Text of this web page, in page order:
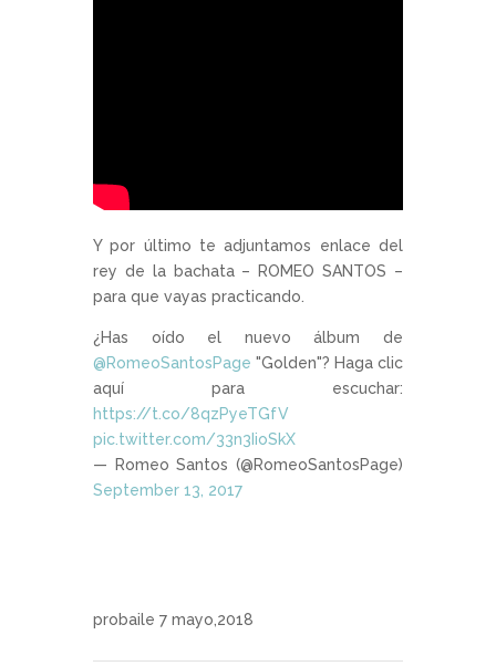
Y por último te adjuntamos enlace del
rey de la bachata – ROMEO SANTOS –
para que vayas practicando.
¿Has oído el nuevo álbum de
@RomeoSantosPage "Golden"? Haga clic
aquí para escuchar:
https://t.co/8qzPyeTGfV
pic.twitter.com/33n3IioSkX
— Romeo Santos (@RomeoSantosPage)
September 13, 2017
probaile 7 mayo,2018